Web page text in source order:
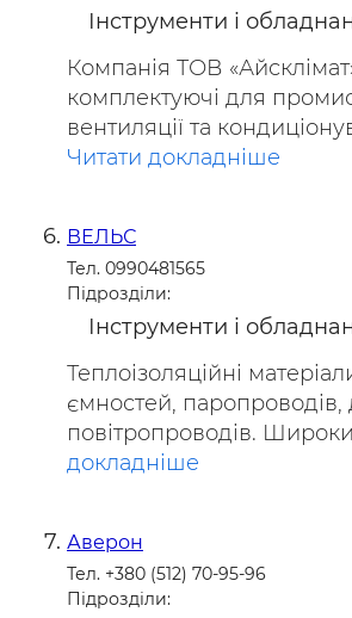
Інструменти і
Компанія ТОВ
комплектуючі для
вентиляції та
Читати докладніше
ВЕЛЬС
Тел. 0990481565
Підрозділи:
Інструменти і
Теплоізоляційні
ємностей, паропроводів,
повітропроводів.
докладніше
Аверон
Тел. +380 (512) 70-95-96
Підрозділи: